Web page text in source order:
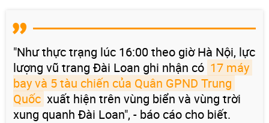
"Như thực trạng lúc 16:00 theo giờ Hà Nội, lực
lượng vũ trang Đài Loan ghi nhận có 17 máy
bay và 5 tàu chiến của Quân GPND Trung
Quốc xuất hiện trên vùng biển và vùng trời
xung quanh Đài Loan", - báo cáo cho biết.